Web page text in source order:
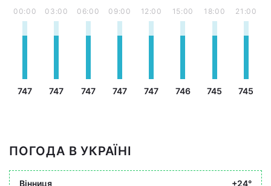
00:00
747
03:00
747
06:00
747
09:00
747
12:00
747
15:00
746
18:00
745
21:00
745
ПОГОДА В УКРАЇНІ
Вінниця +24°